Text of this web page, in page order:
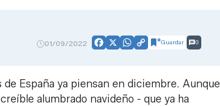
01/09/2022 Facebook
X WhatsApp
CopyGuardar 0
España ya piensan en diciembre. Aunque
alumbrado navideño - que ya ha